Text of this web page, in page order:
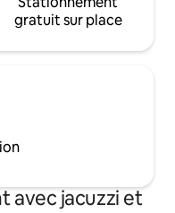
gratuit sur place
avec jacuzzi et